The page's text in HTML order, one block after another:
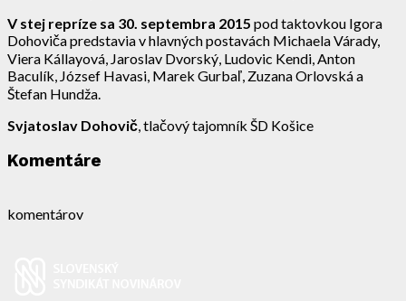
V stej repríze sa 30. septembra 2015 pod taktovkou Igora
Dohoviča predstavia v hlavných postavách Michaela Várady,
Viera Kállayová, Jaroslav Dvorský, Ludovic Kendi, Anton
Baculík, József Havasi, Marek Gurbaľ, Zuzana Orlovská a
Štefan Hundža.
Svjatoslav Dohovič , tlačový tajomník ŠD Košice
Komentáre
komentárov